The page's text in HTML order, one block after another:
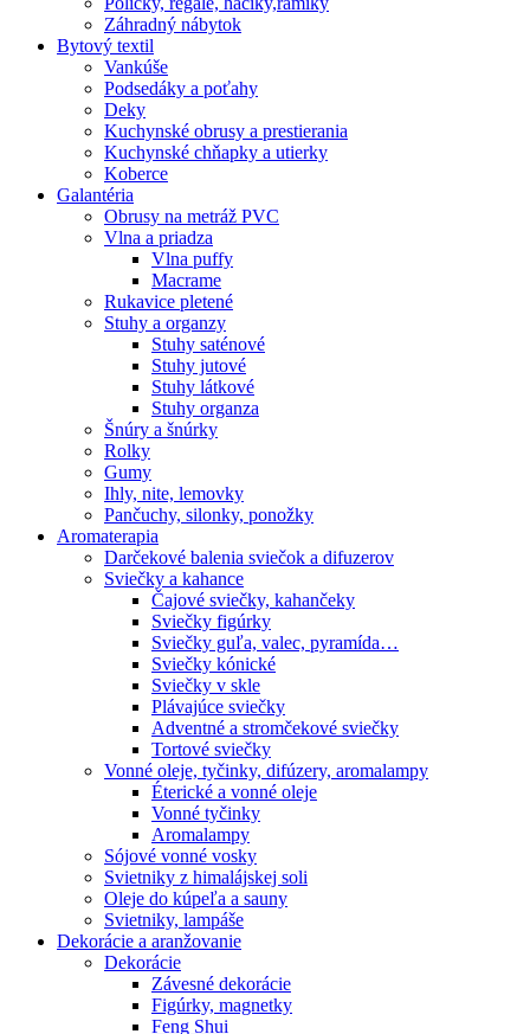
Záhradný nábytok
Bytový textil
Vankúše
Podsedáky a poťahy
Deky
Kuchynské obrusy a prestierania
Kuchynské chňapky a utierky
Koberce
Galantéria
Obrusy na metráž PVC
Vlna a priadza
Vlna puffy
Macrame
Rukavice pletené
Stuhy a organzy
Stuhy saténové
Stuhy jutové
Stuhy látkové
Stuhy organza
Šnúry a šnúrky
Rolky
Gumy
Ihly, nite, lemovky
Pančuchy, silonky, ponožky
Aromaterapia
Darčekové balenia sviečok a difuzerov
Sviečky a kahance
Čajové sviečky, kahančeky
Sviečky figúrky
Sviečky guľa, valec, pyramída…
Sviečky kónické
Sviečky v skle
Plávajúce sviečky
Adventné a stromčekové sviečky
Tortové sviečky
Vonné oleje, tyčinky, difúzery, aromalampy
Éterické a vonné oleje
Vonné tyčinky
Aromalampy
Sójové vonné vosky
Svietniky z himalájskej soli
Oleje do kúpeľa a sauny
Svietniky, lampáše
Dekorácie a aranžovanie
Dekorácie
Závesné dekorácie
Figúrky, magnetky
Feng Shui